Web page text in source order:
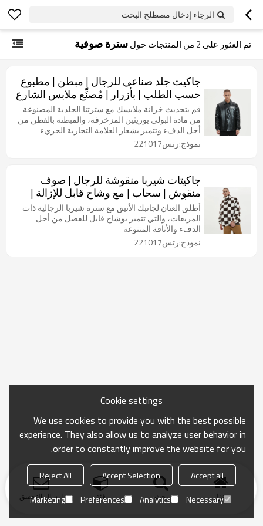
الرجاء إدخال مصطلح البحث
تم العثور على 2 من المنتجات حولسترة صوفية
جاكيت جلد صناعي للرجال | مبطن | مطبوع
حسب الطلب | بأزرار | مُصنِّع ملابس الشارع
قم بتحديث خزانة ملابسك مع سترتنا الجلدية المصنوعة
من مادة البولي يوريثين المزخرفة، والمبطنة بالقطن من
أجل الدفء وتتميز بشعار العلامة التجارية الجريء
لأسلوب لا يضاهى.
نموذج:رتس221017
جاكيتات شيربا منقوشة للرجال | صوف
منقوش | سحاب | مع وشاح قابل للإزالة |
مُصنِّع ملابس الشارع
أطلق العنان لجانبك الأنيق مع سترة شيربا الرجالية ذات
المربعات، والتي تتميز بوشاح قابل للفصل من أجل
الدفء والأناقة المتنوعة
نموذج:رتس221017
منزل بحث فئة ارسال التحقيق
Cookie settings
We use cookies to provide you with the best possible
experience. They also allow us to analyze user behavior in
order to constantly improve the website for you.
Accept all
Accept Selection
Reject All
Necessary
Analytics
Preferences
Marketing